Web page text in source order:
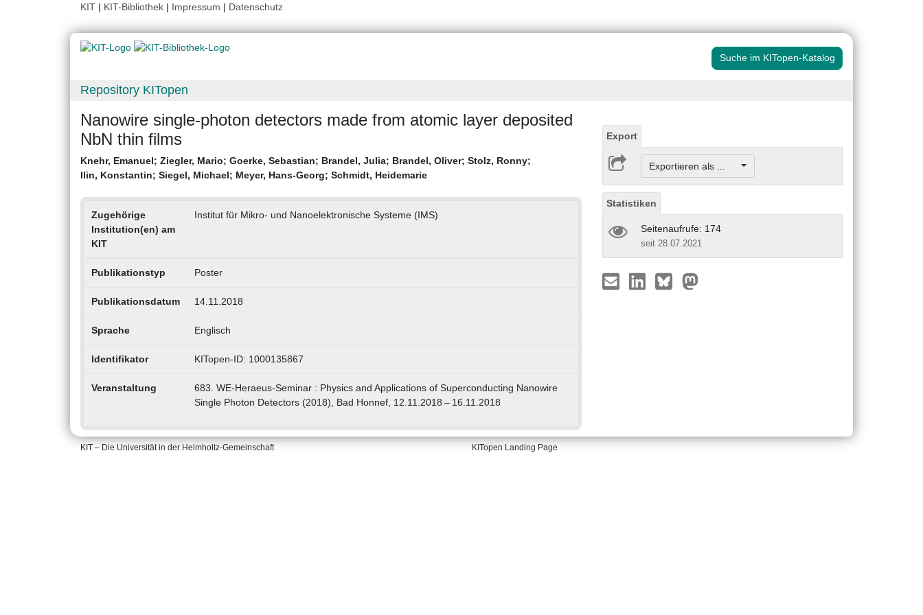
KIT | KIT-Bibliothek | Impressum | Datenschutz
Suche im KITopen-Katalog
Repository KITopen
Nanowire single-photon detectors made from atomic layer deposited
NbN thin films
Knehr, Emanuel; Ziegler, Mario; Goerke, Sebastian; Brandel, Julia; Brandel, Oliver; Stolz, Ronny;
Ilin, Konstantin; Siegel, Michael; Meyer, Hans-Georg; Schmidt, Heidemarie
Zugehörige
Institution(en) am
KIT
Institut für Mikro- und Nanoelektronische Systeme (IMS)
Publikationstyp Poster
Publikationsdatum 14.11.2018
Sprache Englisch
Identifikator KITopen-ID: 1000135867
Veranstaltung
683. WE-Heraeus-Seminar : Physics and Applications of Superconducting Nanowire
Single Photon Detectors (2018), Bad Honnef, 12.11.2018 – 16.11.2018
Export
Exportieren als ...
Statistiken
Seitenaufrufe: 174
seit 28.07.2021
KIT – Die Universität in der Helmholtz-Gemeinschaft KITopen Landing Page